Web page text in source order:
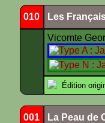
010 Les
Vicomte
Édition
001 La Peau de